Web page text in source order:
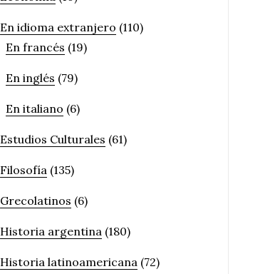
En idioma extranjero (110)
En francés (19)
En inglés (79)
En italiano (6)
Estudios Culturales (61)
Filosofía (135)
Grecolatinos (6)
Historia argentina (180)
Historia latinoamericana (72)